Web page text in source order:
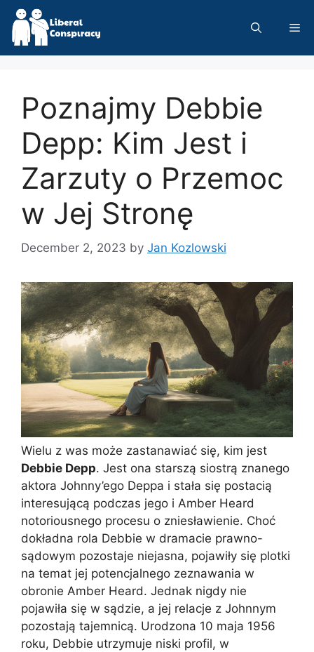
Skip
content
Poznajmy Debbie
Depp: Kim Jest i
Zarzuty o Przemoc
w Jej Stronę
December 2, 2023 by Jan Kozlowski
Wielu z was może zastanawiać się, kim jest
Debbie Depp. Jest ona starszą siostrą znanego
aktora Johnny’ego Deppa i stała się postacią
interesującą podczas jego i Amber Heard
notoriousnego procesu o zniesławienie. Choć
dokładna rola Debbie w dramacie prawno-
sądowym pozostaje niejasna, pojawiły się plotki
na temat jej potencjalnego zeznawania w
obronie Amber Heard. Jednak nigdy nie
pojawiła się w sądzie, a jej relacje z Johnnym
pozostają tajemnicą. Urodzona 10 maja 1956
roku, Debbie utrzymuje niski profil, w